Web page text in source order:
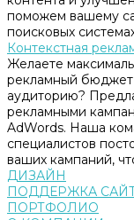
поможем вашему
поисковых
Контекстная
Желаете
рекламный
аудиторию?
рекламными
AdWords. Наша
специалистов
ваших кампаний,
ДИЗАЙН
ПОДДЕРЖКА
ПОРТФОЛИО